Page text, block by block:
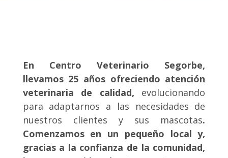
En Centro Veterinario Segorbe,
llevamos 25 años ofreciendo atención
veterinaria de calidad, evolucionando
para adaptarnos a las necesidades de
nuestros clientes y sus mascotas.
Comenzamos en un pequeño local y,
gracias a la confianza de la comunidad,